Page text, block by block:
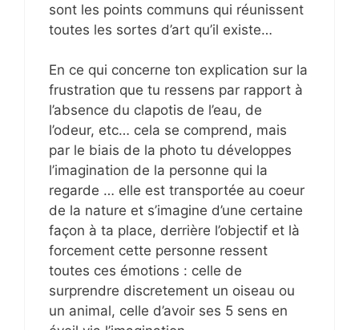
sont les points communs qui réunissent
toutes les sortes d’art qu’il existe…
En ce qui concerne ton explication sur la
frustration que tu ressens par rapport à
l’absence du clapotis de l’eau, de
l’odeur, etc… cela se comprend, mais
par le biais de la photo tu développes
l’imagination de la personne qui la
regarde … elle est transportée au coeur
de la nature et s’imagine d’une certaine
façon à ta place, derrière l’objectif et là
forcement cette personne ressent
toutes ces émotions : celle de
surprendre discretement un oiseau ou
un animal, celle d’avoir ses 5 sens en